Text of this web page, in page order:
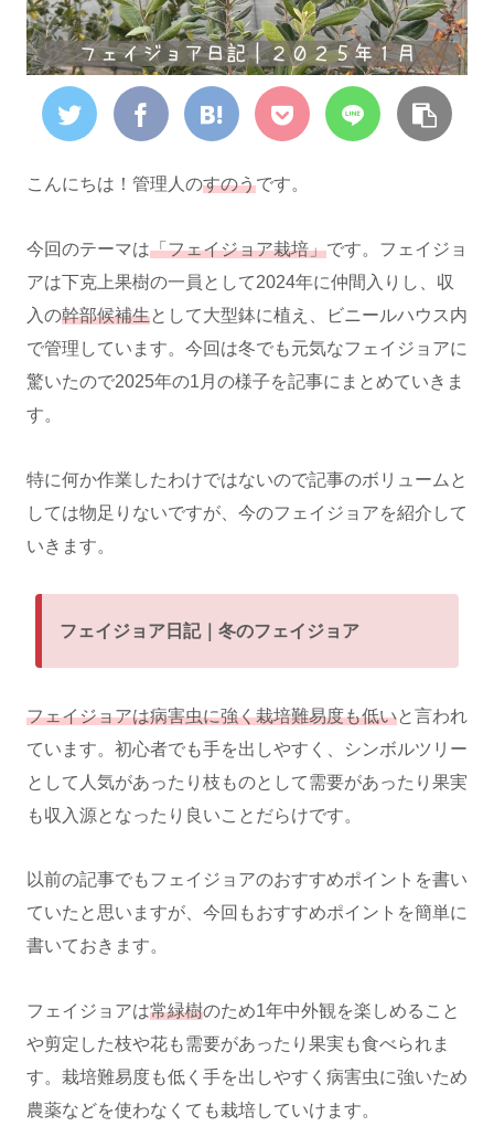
こんにちは！管理人のすのうです。
今回のテーマは「フェイジョア栽培」です。フェイジョ
アは下克上果樹の一員として2024年に仲間入りし、収
入の幹部候補生として大型鉢に植え、ビニールハウス内
で管理しています。今回は冬でも元気なフェイジョアに
驚いたので2025年の1月の様子を記事にまとめていきま
す。
特に何か作業したわけではないので記事のボリュームと
しては物足りないですが、今のフェイジョアを紹介して
いきます。
フェイジョア日記｜冬のフェイジョア
フェイジョアは病害虫に強く栽培難易度も低いと言われ
ています。初心者でも手を出しやすく、シンボルツリー
として人気があったり枝ものとして需要があったり果実
も収入源となったり良いことだらけです。
以前の記事でもフェイジョアのおすすめポイントを書い
ていたと思いますが、今回もおすすめポイントを簡単に
書いておきます。
フェイジョアは常緑樹のため1年中外観を楽しめること
や剪定した枝や花も需要があったり果実も食べられま
す。栽培難易度も低く手を出しやすく病害虫に強いため
農薬などを使わなくても栽培していけます。